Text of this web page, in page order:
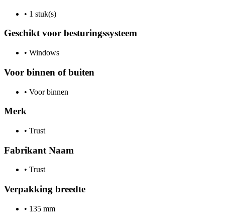
• 1 stuk(s)
Geschikt voor besturingssysteem
• Windows
Voor binnen of buiten
• Voor binnen
Merk
• Trust
Fabrikant Naam
• Trust
Verpakking breedte
• 135 mm